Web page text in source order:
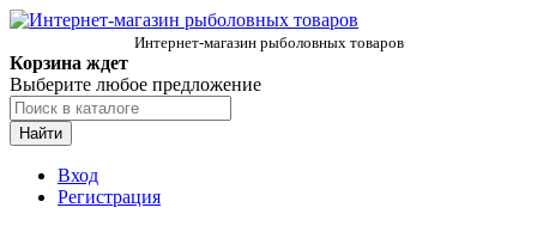
Интернет-магазин рыболовных товаров
Корзина ждет
Выберите любое предложение
Найти
Вход
Регистрация